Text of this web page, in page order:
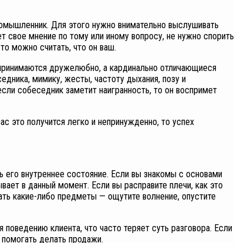
Для этого нужно внимательно выслушивать
свое мнение по тому или иному вопросу, не нужно спорить
можно считать, что он ваш.
дружелюбно, а кардинально отличающиеся
мимику, жесты, частоту дыхания, позу и
собеседник заметит наигранность, то он воспримет
это получится легко и непринужденно, то успех
внутреннее состояние. Если вы знакомы с основами
в данный момент. Если вы расправите плечи, как это
какие-либо предметы — ощутите волнение, опустите
клиента, что часто теряет суть разговора. Если
делать продажи.